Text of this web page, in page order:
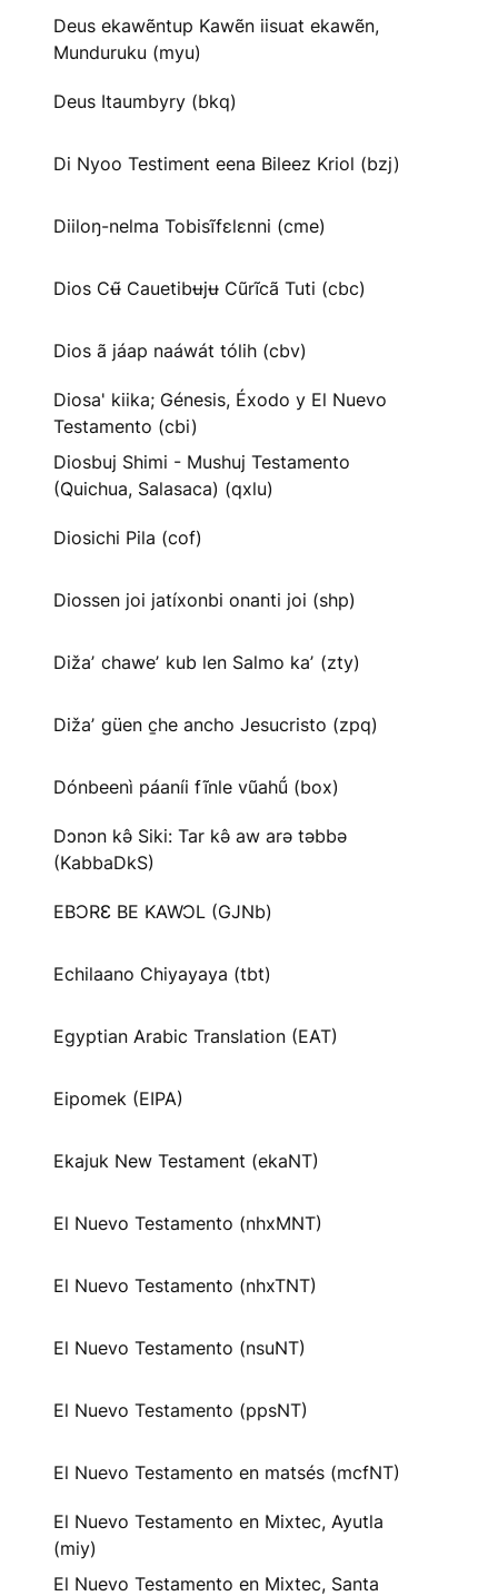
Deus ekawẽntup Kawẽn iisuat ekawẽn,
Munduruku (myu)
Deus Itaumbyry (bkq)
Di Nyoo Testiment eena Bileez Kriol (bzj)
Diiloŋ-nelma Tobisĩfɛlɛnni (cme)
Dios Cʉ̃ Cauetibʉjʉ Cũrĩcã Tuti (cbc)
Dios ã jáap naáwát tólih (cbv)
Diosa' kiika; Génesis, Éxodo y El Nuevo
Testamento (cbi)
Diosbuj Shimi - Mushuj Testamento
(Quichua, Salasaca) (qxlu)
Diosichi Pila (cof)
Diossen joi jatíxonbi onanti joi (shp)
Dižaʼ chaweʼ kub len Salmo kaʼ (zty)
Dižaʼ güen c̱he ancho Jesucristo (zpq)
Dónbeenì páaníi fĩnle vũahṹ (box)
Dɔnɔn kə̂ Siki: Tar kə̂ aw arə təbbə
(KabbaDkS)
EBƆRƐ BE KAWƆL (GJNb)
Echilaano Chiyayaya (tbt)
Egyptian Arabic Translation (EAT)
Eipomek (EIPA)
Ekajuk New Testament (ekaNT)
El Nuevo Testamento (nhxMNT)
El Nuevo Testamento (nhxTNT)
El Nuevo Testamento (nsuNT)
El Nuevo Testamento (ppsNT)
El Nuevo Testamento en matsés (mcfNT)
El Nuevo Testamento en Mixtec, Ayutla
(miy)
El Nuevo Testamento en Mixtec, Santa